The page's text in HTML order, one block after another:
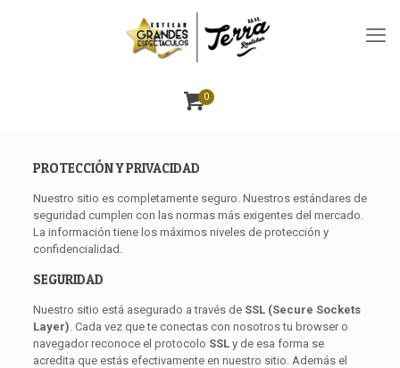
0
PROTECCIÓN Y PRIVACIDAD
Nuestro sitio es completamente seguro. Nuestros estándares de
seguridad cumplen con las normas más exigentes del mercado.
La información tiene los máximos niveles de protección y
confidencialidad.
SEGURIDAD
Nuestro sitio está asegurado a través de SSL (Secure Sockets
Layer). Cada vez que te conectas con nosotros tu browser o
navegador reconoce el protocolo SSLy de esa forma se
acredita que estás efectivamente en nuestro sitio. Además el